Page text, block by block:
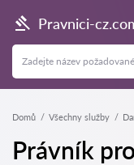
Pravnici-
Domů Všechny služby
Právník